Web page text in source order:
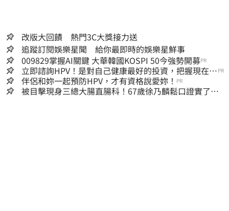
改版大回饋 熱門3C大獎接力送
追蹤訂閱娛樂星聞 給你最即時的娛樂星鮮事
009829掌握AI關鍵 大華韓國KOSPI 50今強勢開募PR
立即諮詢HPV！是對自己健康最好的投資，把握現在不
嫌晚！
PR
伴侶和妳一起預防HPV，才有資格說愛妳！ PR
被目擊現身三總大腸直腸科！67歲徐乃麟鬆口證實了